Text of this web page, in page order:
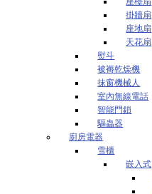
掛牆扇
座地扇
天花扇
熨斗
被褥乾燥機
抹窗機械人
室內無線電話
智能門鎖
驅蟲器
廚房電器
雪櫃
嵌入式